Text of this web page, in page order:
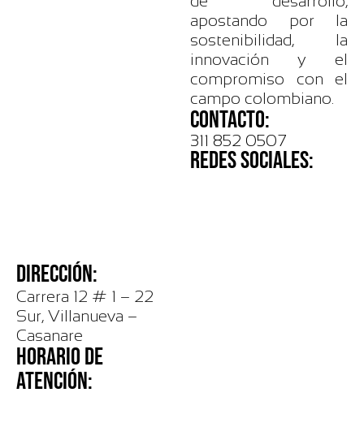
apostando por la
sostenibilidad, la
innovación y el
compromiso con el
campo colombiano.
CONTACTO:
311 852 0507
REDES SOCIALES:
DIRECCIÓN:
Carrera 12 # 1 – 22
Sur, Villanueva –
Casanare
HORARIO DE
ATENCIÓN: